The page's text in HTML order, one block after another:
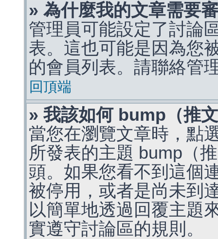
» 為什麼我的文章需要
管理員可能設定了討論
表。這也可能是因為您
的會員列表。請聯絡管
回頂端
» 我該如何 bump（推
當您在瀏覽文章時，點
所發表的主題 bump（
頭。如果您看不到這個
被停用，或者是尚未到
以簡單地透過回覆主題
實遵守討論區的規則。